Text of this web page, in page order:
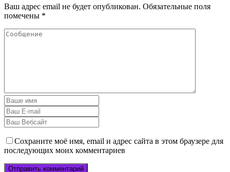
Ваш адрес email не будет опубликован. Обязательные поля
помечены *
Сохраните моё имя, email и адрес сайта в этом браузере для
последующих моих комментариев